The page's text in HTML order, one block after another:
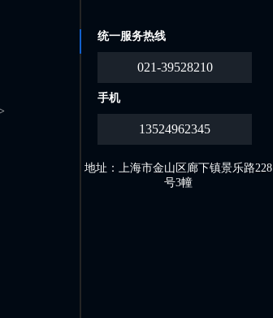
统一服务热线
021-39528210
手机
13524962345
地址：上海市金山区廊下镇景乐路228
号3幢